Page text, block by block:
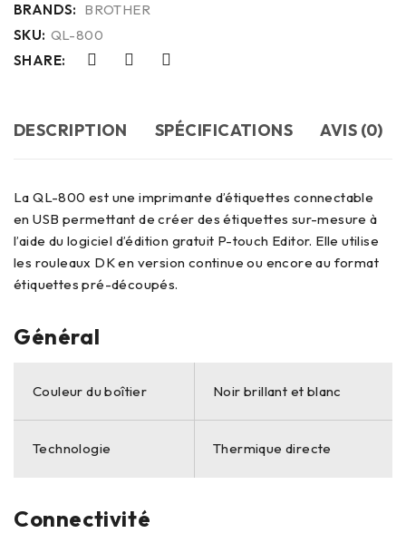
BRANDS: BROTHER
SKU: QL-800
SHARE:
DESCRIPTION SPÉCIFICATIONS AVIS (0)
La QL-800 est une imprimante d’étiquettes connectable
en USB permettant de créer des étiquettes sur-mesure à
l’aide du logiciel d’édition gratuit P-touch Editor. Elle utilise
les rouleaux DK en version continue ou encore au format
étiquettes pré-découpés.
Général
Couleur du boîtier Noir brillant et blanc
Technologie Thermique directe
Connectivité